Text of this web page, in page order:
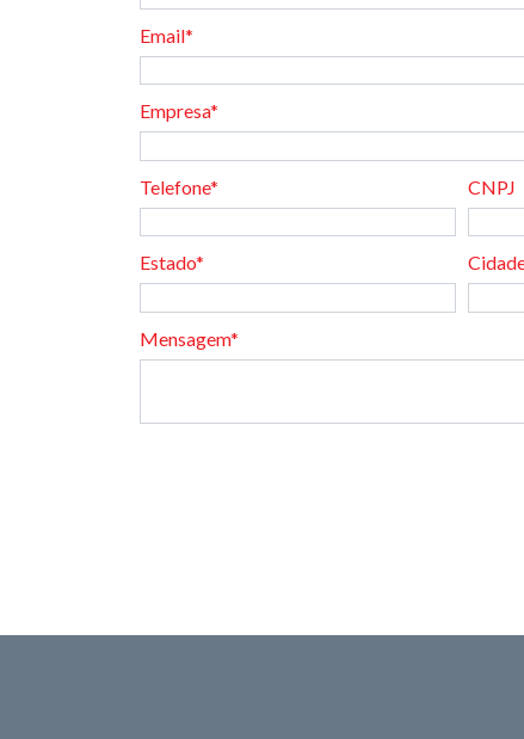
Email*
Empresa*
Telefone* CNPJ
Estado*
Mensagem*